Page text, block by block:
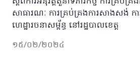
សាធារណៈ ការគ្រប់គ្រងការសាងសង់ ក
ហេដ្ឋារចនាសម្ព័ន្ធ នៅរដ្ឋបាលខេត្ត
១៥/០២/២០២៤